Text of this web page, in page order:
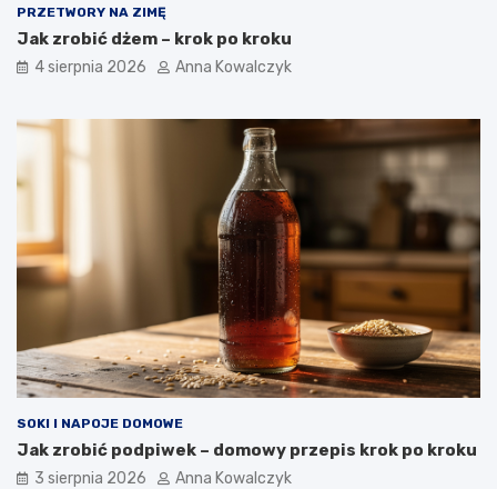
PRZETWORY NA ZIMĘ
Jak zrobić dżem – krok po kroku
4 sierpnia 2026 Anna Kowalczyk
SOKI I NAPOJE DOMOWE
Jak zrobić podpiwek – domowy przepis krok po kroku
3 sierpnia 2026 Anna Kowalczyk